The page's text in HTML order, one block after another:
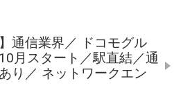
通信業界／ ドコモグル
月スタート／駅直結／通
り／ ネットワークエン